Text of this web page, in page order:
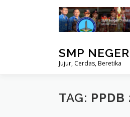
SMP
Jujur, Cerdas, Beretika
TAG: